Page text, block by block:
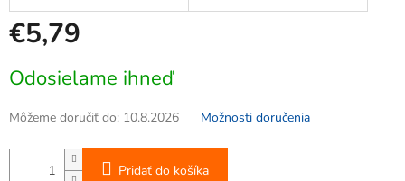
€5,79
cena:
Odosielame ihneď
Môžeme doručiť do: 10.8.2026 Možnosti doručenia
Pridať do košíka